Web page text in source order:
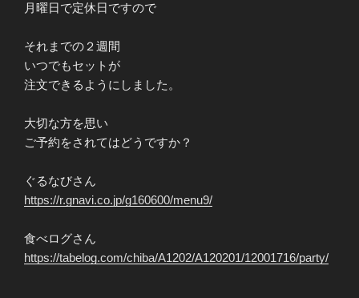
月曜日で定休日ですので
それまでの２週間
いつでもセットが
注文できるようにしました。
大切な方を思い
ご予約をされてはどうですか？
ぐるなびさん
https://r.gnavi.co.jp/g160600/menu9/
食べログさん
https://tabelog.com/chiba/A1202/A120201/12001716/party/